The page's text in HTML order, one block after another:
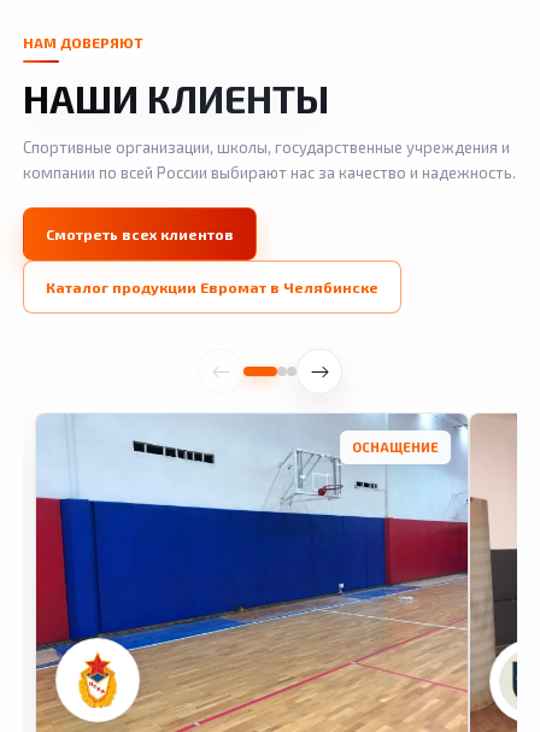
НАМ ДОВЕРЯЮТ
НАШИ КЛИЕНТЫ
Спортивные организации, школы, государственные учреждения и
компании по всей России выбирают нас за качество и надежность.
Смотреть всех клиентов
Каталог продукции Евромат в Челябинске
ОСНАЩЕНИЕ